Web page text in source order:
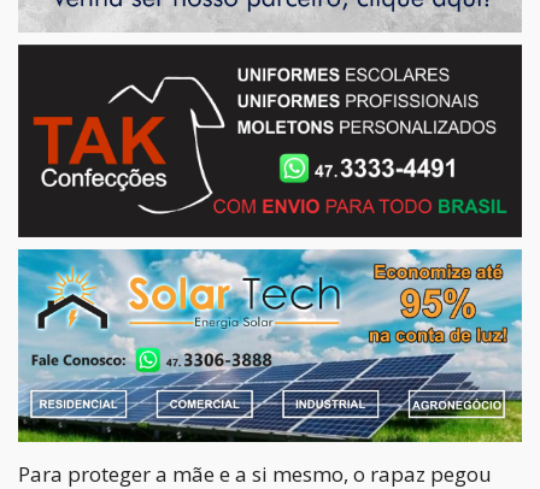
Para proteger a mãe e a si mesmo, o rapaz pegou